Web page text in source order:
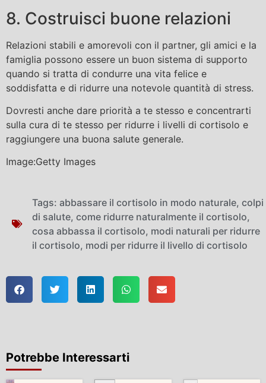
8. Costruisci buone relazioni
Relazioni stabili e amorevoli con il partner, gli amici e la
famiglia possono essere un buon sistema di supporto
quando si tratta di condurre una vita felice e
soddisfatta e di ridurre una notevole quantità di stress.
Dovresti anche dare priorità a te stesso e concentrarti
sulla cura di te stesso per ridurre i livelli di cortisolo e
raggiungere una buona salute generale.
Image:Getty Images
Tags: abbassare il cortisolo in modo naturale, colpi
di salute, come ridurre naturalmente il cortisolo,
cosa abbassa il cortisolo, modi naturali per ridurre
il cortisolo, modi per ridurre il livello di cortisolo
Potrebbe Interessarti